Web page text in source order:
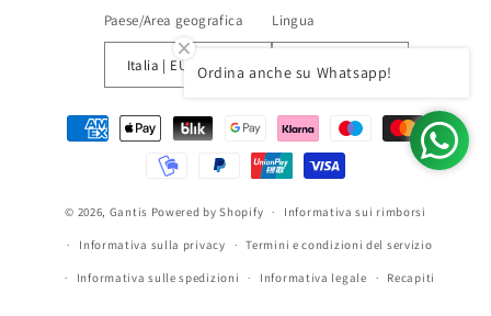
Paese/Area geografica
Italia | EUR €
Lingua
Italiano
Metodi
© 2026, Gantis Powered by Shopify Informativa sui rimborsi
Informativa sulla privacy Termini e condizioni del servizio
Informativa sulle spedizioni Informativa legale Recapiti
Ordina anche su Whatsapp!